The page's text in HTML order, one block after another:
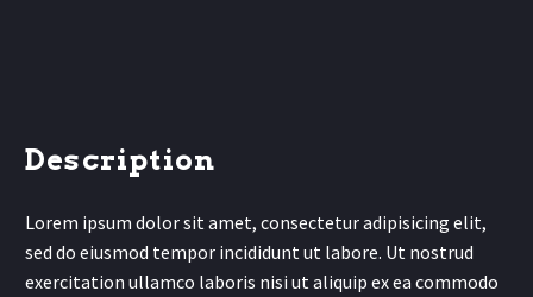
Description
Lorem ipsum dolor sit amet, consectetur adipisicing elit,
sed do eiusmod tempor incididunt ut labore. Ut nostrud
exercitation ullamco laboris nisi ut aliquip ex ea commodo